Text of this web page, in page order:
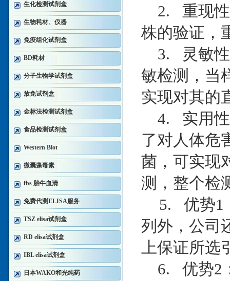
生化检测试剂盒
生物耗材、仪器
免疫组化试剂盒
BD耗材
分子生物学试剂盒
放免试剂盒
金标法检测试剂盒
食品检测试剂盒
Western Blot
微囊藻毒素
fbs 胎牛血清
免费代测ELISA服务
TSZ elisa试剂盒
RD elisa试剂盒
IBL elisa试剂盒
日本WAKO和光纯药
2. 重现性
株的验证，
3. 灵敏性
敏检测，当
实现对其的
4. 实用
了对人体危
菌，可实现
测，整个检
5. 优势1
列外，公司
上保证所选
6. 优势2